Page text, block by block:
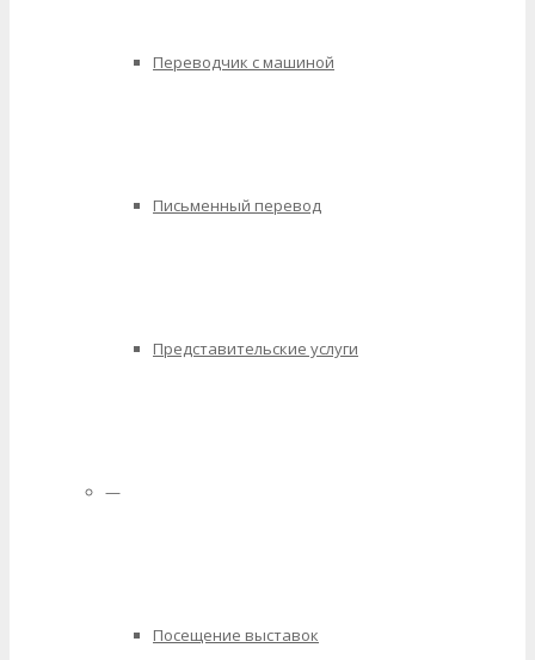
Переводчик с машиной
Письменный перевод
Представительские услуги
—
Посещение выставок